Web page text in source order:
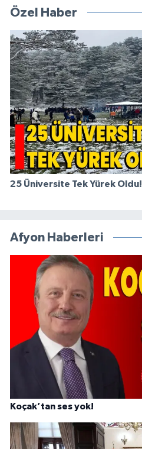
Özel Haber
25 Üniversite Tek Yürek Oldu!
Afyon Haberleri
Koçak’tan ses yok!